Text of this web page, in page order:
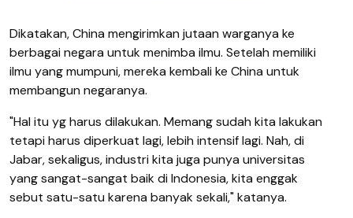
Dikatakan, China mengirimkan jutaan warganya ke
berbagai negara untuk menimba ilmu. Setelah memiliki
ilmu yang mumpuni, mereka kembali ke China untuk
membangun negaranya.
"Hal itu yg harus dilakukan. Memang sudah kita lakukan
tetapi harus diperkuat lagi, lebih intensif lagi. Nah, di
Jabar, sekaligus, industri kita juga punya universitas
yang sangat-sangat baik di Indonesia, kita enggak
sebut satu-satu karena banyak sekali," katanya.